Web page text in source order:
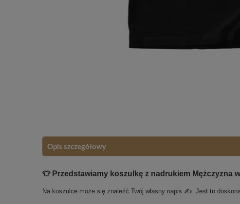
Opis szczegółowy
👕 Przedstawiamy koszulkę z nadrukiem Mężczyzna
Na koszulce może się znaleźć Twój własny napis ✍️. Jest to